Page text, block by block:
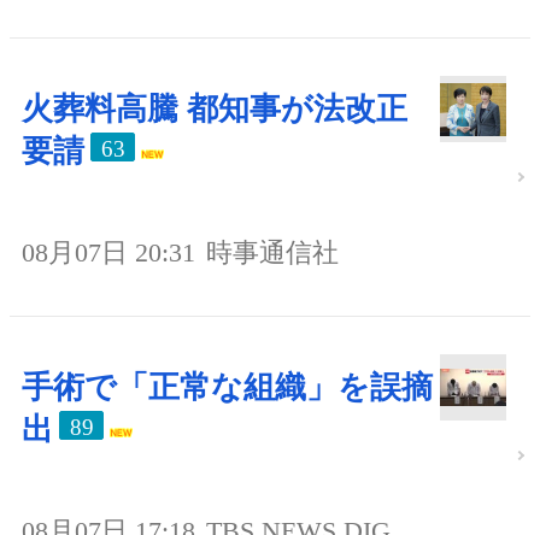
火葬料高騰 都知事が法改正
要請
63
08月07日 20:31 時事通信社
手術で「正常な組織」を誤摘
出
89